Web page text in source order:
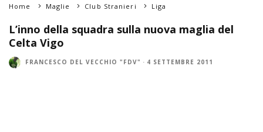
Home Maglie Club Stranieri Liga
L’inno della squadra sulla nuova maglia del
Celta Vigo
FRANCESCO DEL VECCHIO "FDV" · 4 SETTEMBRE 2011